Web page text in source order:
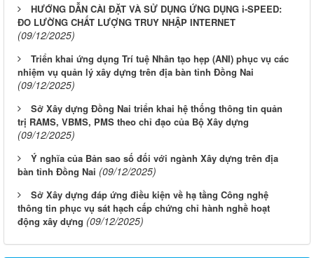
HƯỚNG DẪN CÀI ĐẶT VÀ SỬ DỤNG ỨNG DỤNG i-SPEED:
ĐO LƯỜNG CHẤT LƯỢNG TRUY NHẬP INTERNET
(09/12/2025)
Triển khai ứng dụng Trí tuệ Nhân tạo hẹp (ANI) phục vụ các
nhiệm vụ quản lý xây dựng trên địa bàn tỉnh Đồng Nai
(09/12/2025)
Sở Xây dựng Đồng Nai triển khai hệ thống thông tin quản
trị RAMS, VBMS, PMS theo chỉ đạo của Bộ Xây dựng
(09/12/2025)
Ý nghĩa của Bản sao số đối với ngành Xây dựng trên địa
bàn tỉnh Đồng Nai (09/12/2025)
Sở Xây dựng đáp ứng điều kiện về hạ tầng Công nghệ
thông tin phục vụ sát hạch cấp chứng chỉ hành nghề hoạt
động xây dựng (09/12/2025)
LỊCH CÔNG TÁC CỦA LÃNH ĐẠO SỞ XÂY DỰNG (Từ ngày
03/8 đến ngày 08/8/2026)
DỰNG (Từ ngày 27/7 đến ngày 31/7/2026)